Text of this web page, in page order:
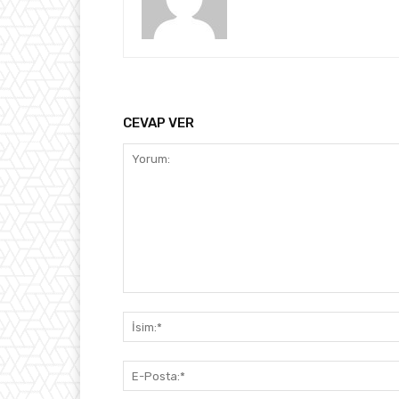
CEVAP VER